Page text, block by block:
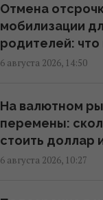
Оккупанты
маршрутку в
раненых –
Россияне
погибли пять
Отмена
мобилизации
родителей: что
6 августа 2026, 14:50
На валютном
перемены:
стоить доллар
6 августа 2026, 10:27